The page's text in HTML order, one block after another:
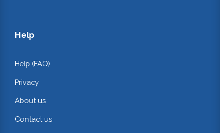
Help
Help (FAQ)
Privacy
About us
Contact us